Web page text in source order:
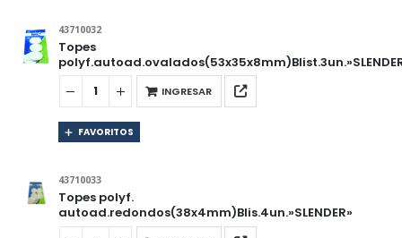
43710032
Topes
INGRESAR
FAVORITOS
43710033
Topes polyf.
autoad.redondos(38x4mm)Blis.4un.»SLENDER»